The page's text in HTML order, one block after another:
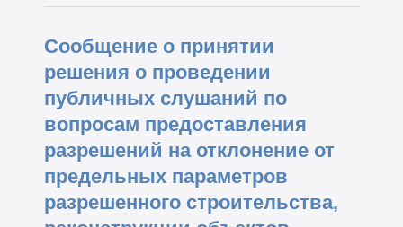
Сообщение о принятии
решения о проведении
публичных слушаний по
вопросам предоставления
разрешений на отклонение от
предельных параметров
разрешенного строительства,